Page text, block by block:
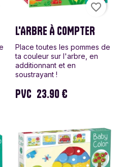
L'ARBRE À COMPTER
Place toutes les pommes de
ta couleur sur l'arbre, en
additionnant et en
soustrayant !
PVC 23.90 €
favorite_border